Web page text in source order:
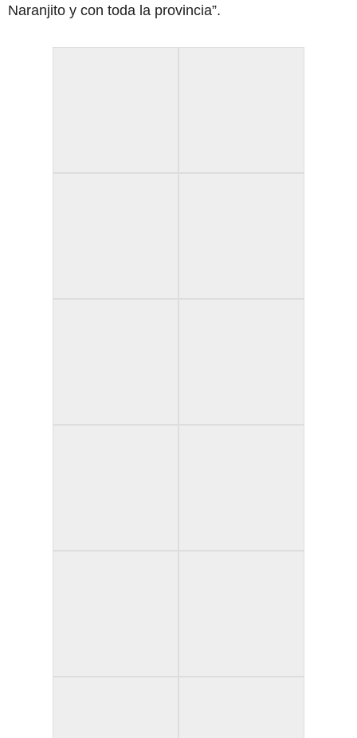
Naranjito y con toda la provincia”.